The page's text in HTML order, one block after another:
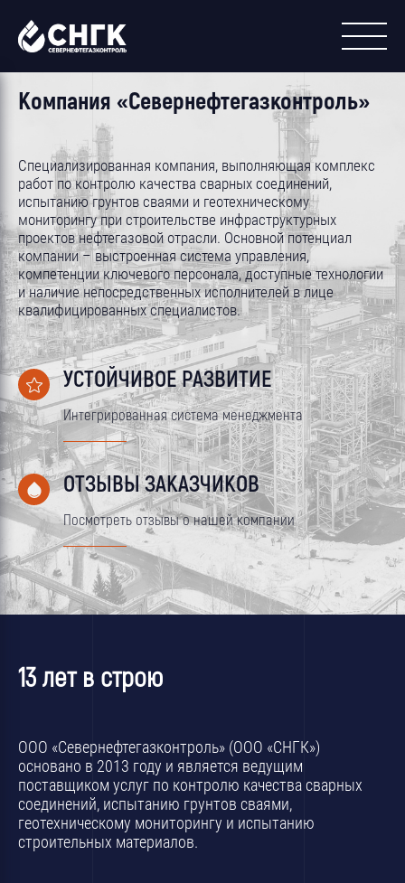
Компания «Севернефтегазконтроль»
Специализированная компания, выполняющая комплекс
работ по контролю качества сварных соединений,
испытанию грунтов сваями и геотехническому
мониторингу при строительстве инфраструктурных
проектов нефтегазовой отрасли. Основной потенциал
компании – выстроенная система управления,
компетенции ключевого персонала, доступные технологии
и наличие непосредственных исполнителей в лице
квалифицированных специалистов.
УСТОЙЧИВОЕ РАЗВИТИЕ
Интегрированная система менеджмента
ОТЗЫВЫ ЗАКАЗЧИКОВ
Посмотреть отзывы о нашей компании
13 лет в строю
ООО «Севернефтегазконтроль» (ООО «СНГК»)
основано в 2013 году и является ведущим
поставщиком услуг по контролю качества сварных
соединений, испытанию грунтов сваями,
геотехническому мониторингу и испытанию
строительных материалов.